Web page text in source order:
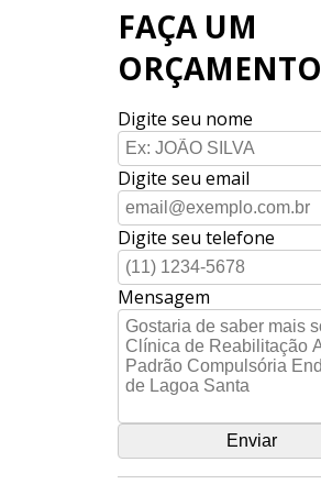
FAÇA UM
ORÇAMENTO
Digite seu nome
Digite seu email
Digite seu telefone
Mensagem